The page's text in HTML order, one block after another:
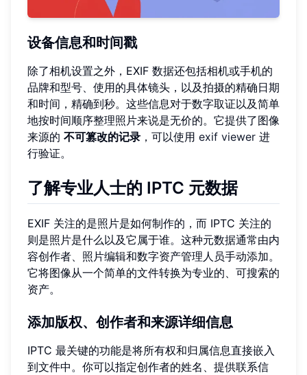
设备信息和时间戳
除了相机设置之外，EXIF 数据还包括相机或手机的
品牌和型号、使用的具体镜头，以及拍摄的精确日期
和时间，精确到秒。这些信息对于数字取证以及简单
地按时间顺序整理照片来说是无价的。它提供了图像
来源的 不可篡改的记录 ，可以使用 exif viewer 进
行验证。
了解专业人士的 IPTC 元数据
EXIF 关注的是照片是如何制作的，而 IPTC 关注的
则是照片是什么以及它属于谁。这种元数据通常由内
容创作者、照片编辑和数字资产管理人员手动添加。
它将图像从一个简单的文件转换为专业的、可搜索的
资产。
添加版权、创作者和来源详细信息
IPTC 最关键的功能是将所有权和归属信息直接嵌入
到文件中。你可以指定创作者的姓名、提供联系信